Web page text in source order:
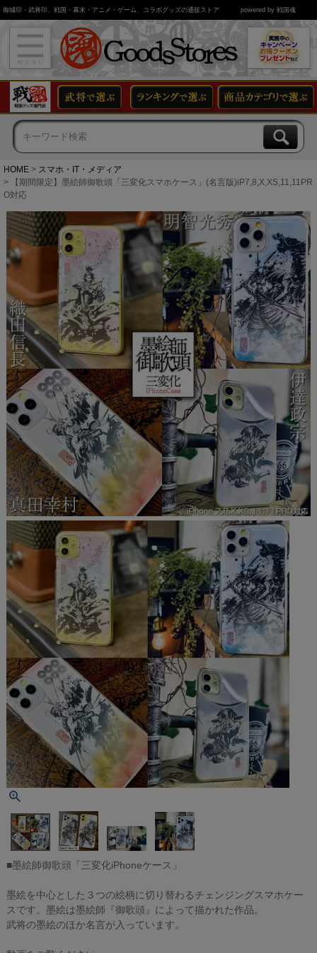
御城印・武将印、戦国・幕末・アニメ・ゲーム、コラボグッズの通販ストア powered by 戦国魂
HOME
スマホ・IT・メディア
【期間限定】墨絵師御歌頭「三変化スマホケース」(名言版)iP7,8,X,XS,11,11PR
O対応
■墨絵師御歌頭「三変化iPhoneケース」
墨絵を中心とした３つの絵柄に切り替わるチェンジングスマホケー
スです。墨絵は墨絵師『御歌頭』によって描かれた作品。
武将の墨絵のほか名言が入っています。